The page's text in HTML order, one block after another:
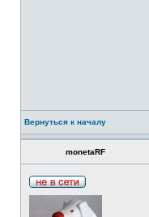
Вернуться к началу
monetaRF